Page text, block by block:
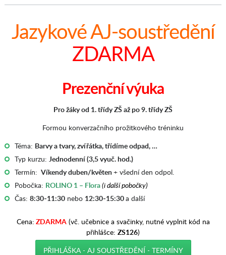
Jazykové AJ-soustředění
ZDARMA
Prezenční výuka
Pro žáky od 1. třídy ZŠ až po 9. třídy ZŠ
Formou konverzačního prožitkového tréninku
Téma: Barvy a tvary, zvířátka, třídíme odpad, …
Typ kurzu: Jednodenní (3,5 vyuč. hod.)
Termín: Víkendy duben/květen+ všední den odpol.
Pobočka: ROLINO 1 – Flora(i další pobočky)
Čas: 8:30-11:30nebo 12:30-15:30a další
Cena: ZDARMA (vč. učebnice a svačinky, nutné vyplnit kód na
přihlášce: ZS126)
PŘIHLÁŠKA - AJ SOUSTŘEDĚNÍ - TERMÍNY